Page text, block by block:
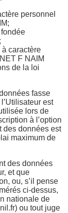
personnel
fondée
caractère
F NAIM
de la loi
fasse
est
lors de
à l’option
des données est
maximum de
des données
et que
ou, s’il pense
ci-dessus,
nationale de
ou tout juge